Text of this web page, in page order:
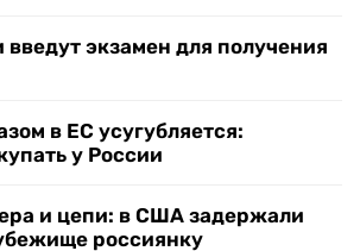
экзамен для получения
в ЕС усугубляется:
у России
и цепи: в США задержали
россиянку